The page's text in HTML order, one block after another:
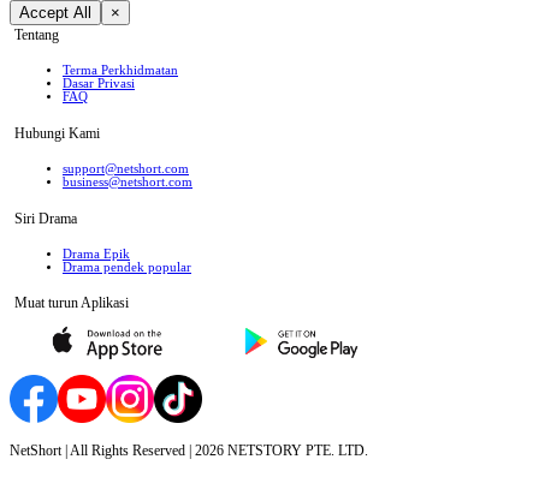
Accept All ×
Tentang
Terma Perkhidmatan
Dasar Privasi
FAQ
Hubungi Kami
support@netshort.com
business@netshort.com
Siri Drama
Drama Epik
Drama pendek popular
Muat turun Aplikasi
NetShort | All Rights Reserved | 2026 NETSTORY PTE. LTD.